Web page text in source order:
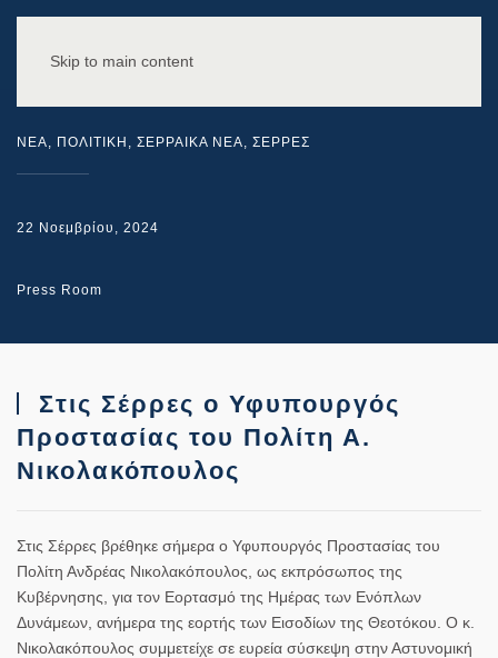
Skip to main content
NEA, ΠΟΛΙΤΙΚΗ , ΣΕΡΡΑΙΚΑ ΝΕΑ, ΣΕΡΡΕΣ
22 Νοεμβρίου, 2024
Press Room
Στις Σέρρες ο Υφυπουργός
Προστασίας του Πολίτη Α.
Νικολακόπουλος
Στις Σέρρες βρέθηκε σήμερα ο Υφυπουργός Προστασίας του
Πολίτη Ανδρέας Νικολακόπουλος, ως εκπρόσωπος της
Κυβέρνησης, για τον Εορτασμό της Ημέρας των Ενόπλων
Δυνάμεων, ανήμερα της εορτής των Εισοδίων της Θεοτόκου. Ο κ.
Νικολακόπουλος συμμετείχε σε ευρεία σύσκεψη στην Αστυνομική